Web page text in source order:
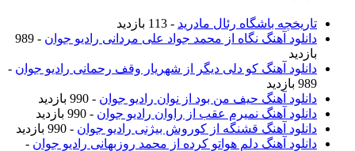
باشگاه رئال مادرید- 113 بازدید
آهنگ نگاه از محمد جواد علی مردانی رادیو جوان
- 989
آهنگ کو دلی دیگر از شهریار وقف رحمانی رادیو جوان -
آهنگ حیف من بود از نوان رادیو جوان - 990 بازدید
آهنگ نمیرم عقب از راوان رادیو جوان - 990 بازدید
آهنگ قشنگه از کوروش بیژنی رادیو جوان - 990 بازدید
آهنگ دلم هواتو کرده از محمد روزبهانی رادیو جوان -